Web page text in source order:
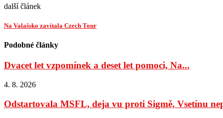
další článek
Na Valašsko zavítala Czech Tour
Podobné články
Dvacet let vzpomínek a deset let pomoci, Na...
4. 8. 2026
Odstartovala MSFL, deja vu proti Sigmě, Vsetínu